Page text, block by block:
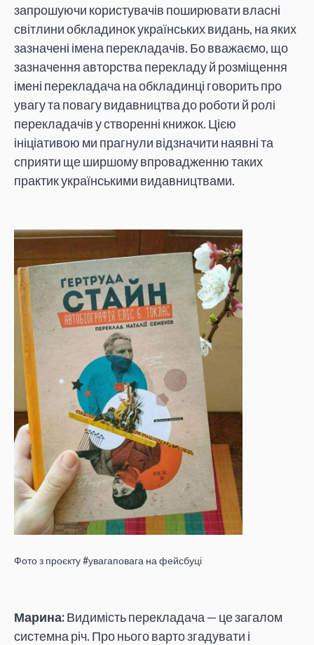
запрошуючи користувачів поширювати власні
світлини обкладинок українських видань, на яких
зазначені імена перекладачів. Бо вважаємо, що
зазначення авторства перекладу й розміщення
імені перекладача на обкладинці говорить про
увагу та повагу видавництва до роботи й ролі
перекладачів у створенні книжок. Цією
ініціативою ми прагнули відзначити наявні та
сприяти ще ширшому впровадженню таких
практик українськими видавництвами.
Фото з проєкту #увагаповага на фейсбуці
Марина:Видимість перекладача — це загалом
системна річ. Про нього варто згадувати і